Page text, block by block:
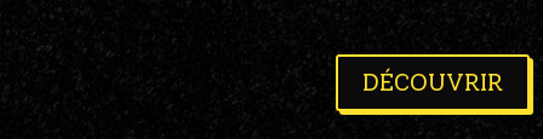
DÉCOUVRIR